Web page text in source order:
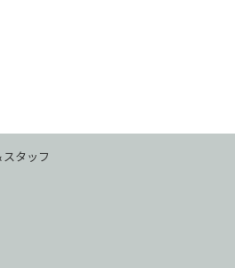
スタッフ